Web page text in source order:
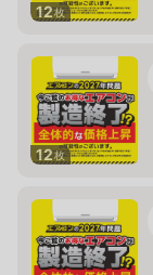
12枚
12枚